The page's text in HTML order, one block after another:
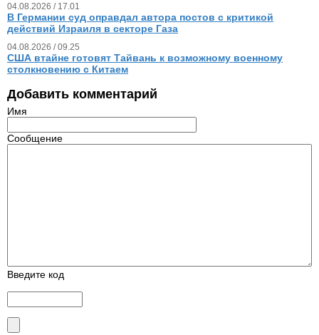
04.08.2026 / 17.01
В Германии суд оправдал автора постов с критикой
действий Израиля в секторе Газа
04.08.2026 / 09.25
США втайне готовят Тайвань к возможному военному
столкновению с Китаем
Добавить комментарий
Имя
Сообщение
Введите код